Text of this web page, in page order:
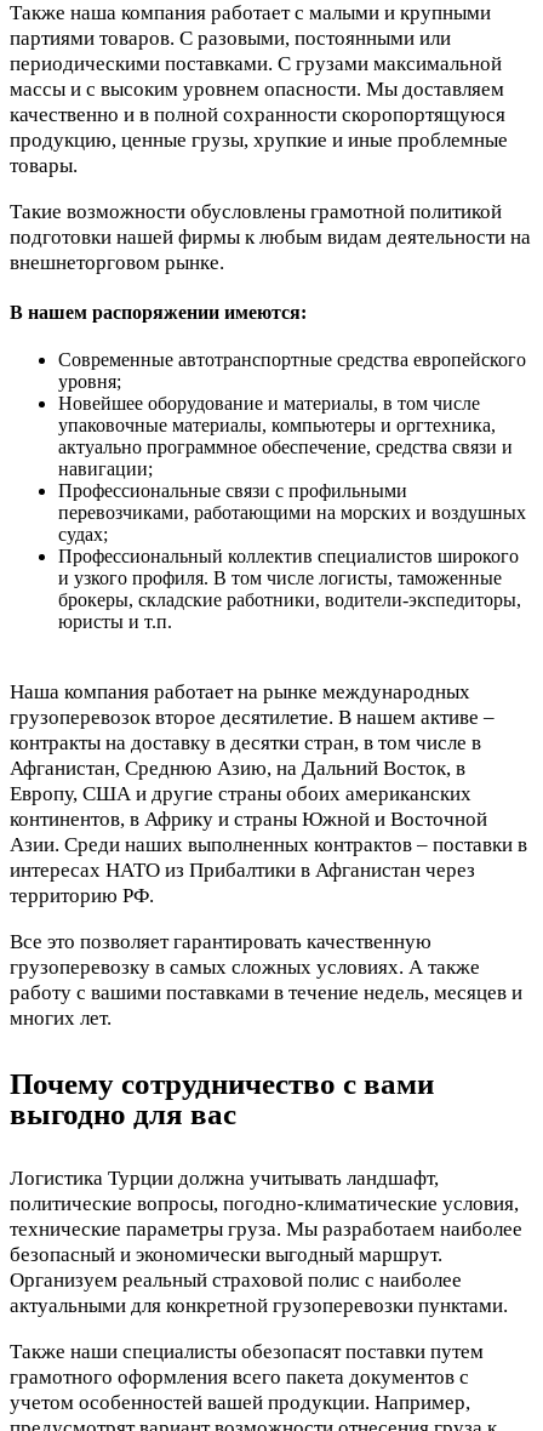
Также наша компания работает с малыми и крупными
партиями товаров. С разовыми, постоянными или
периодическими поставками. С грузами максимальной
массы и с высоким уровнем опасности. Мы доставляем
качественно и в полной сохранности скоропортящуюся
продукцию, ценные грузы, хрупкие и иные проблемные
товары.
Такие возможности обусловлены грамотной политикой
подготовки нашей фирмы к любым видам деятельности на
внешнеторговом рынке.
В нашем распоряжении имеются:
Современные автотранспортные средства европейского
уровня;
Новейшее оборудование и материалы, в том числе
упаковочные материалы, компьютеры и оргтехника,
актуально программное обеспечение, средства связи и
навигации;
Профессиональные связи с профильными
перевозчиками, работающими на морских и воздушных
судах;
Профессиональный коллектив специалистов широкого
и узкого профиля. В том числе логисты, таможенные
брокеры, складские работники, водители-экспедиторы,
юристы и т.п.
Наша компания работает на рынке международных
грузоперевозок второе десятилетие. В нашем активе –
контракты на доставку в десятки стран, в том числе в
Афганистан, Среднюю Азию, на Дальний Восток, в
Европу, США и другие страны обоих американских
континентов, в Африку и страны Южной и Восточной
Азии. Среди наших выполненных контрактов – поставки в
интересах НАТО из Прибалтики в Афганистан через
территорию РФ.
Все это позволяет гарантировать качественную
грузоперевозку в самых сложных условиях. А также
работу с вашими поставками в течение недель, месяцев и
многих лет.
Почему сотрудничество с вами
выгодно для вас
Логистика Турции должна учитывать ландшафт,
политические вопросы, погодно-климатические условия,
технические параметры груза. Мы разработаем наиболее
безопасный и экономически выгодный маршрут.
Организуем реальный страховой полис с наиболее
актуальными для конкретной грузоперевозки пунктами.
Также наши специалисты обезопасят поставки путем
грамотного оформления всего пакета документов с
учетом особенностей вашей продукции. Например,